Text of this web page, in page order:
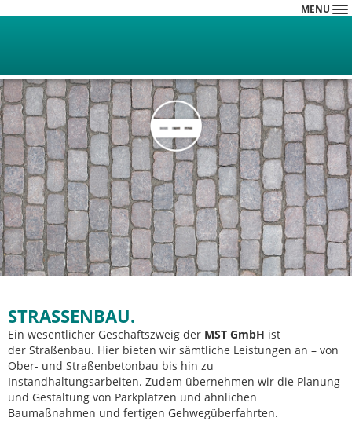
MENU
STRASSENBAU.
Ein wesentlicher Geschäftszweig der MST GmbH ist
der Straßenbau. Hier bieten wir sämtliche Leistungen an – von
Ober- und Straßenbetonbau bis hin zu
Instandhaltungsarbeiten. Zudem übernehmen wir die Planung
und Gestaltung von Parkplätzen und ähnlichen
Baumaßnahmen und fertigen Gehwegüberfahrten.